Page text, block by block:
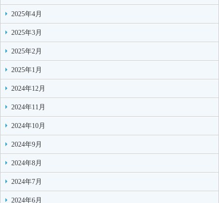
2025年4月
2025年3月
2025年2月
2025年1月
2024年12月
2024年11月
2024年10月
2024年9月
2024年8月
2024年7月
2024年6月